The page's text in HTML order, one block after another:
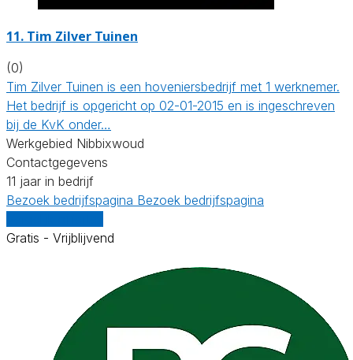
11. Tim Zilver Tuinen
(0)
Tim Zilver Tuinen is een hoveniersbedrijf met 1 werknemer.
Het bedrijf is opgericht op 02-01-2015 en is ingeschreven
bij de KvK onder…
Werkgebied Nibbixwoud
Contactgegevens
11 jaar in bedrijf
Bezoek bedrijfspagina Bezoek bedrijfspagina
Gratis - Vrijblijvend